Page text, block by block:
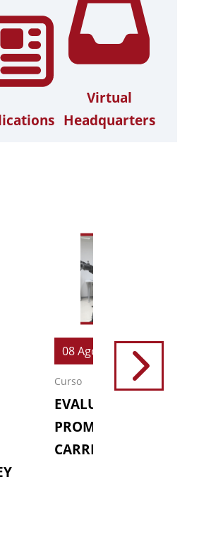
Virtual
Headquarters
08 Ago 2026
Curso
EVALUACIONES (64ª
PROMOCIÓN DE LA
CARRERA FISCAL)